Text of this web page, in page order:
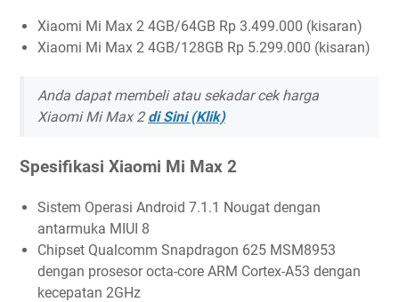
Xiaomi Mi Max 2 4GB/64GB Rp 3.499.000 (kisaran)
Xiaomi Mi Max 2 4GB/128GB Rp 5.299.000 (kisaran)
Anda dapat membeli atau sekadar cek harga
Xiaomi Mi Max 2 di Sini (Klik)
Spesifikasi Xiaomi Mi Max 2
Sistem Operasi Android 7.1.1 Nougat dengan
antarmuka MIUI 8
Chipset Qualcomm Snapdragon 625 MSM8953
dengan prosesor octa-core ARM Cortex-A53 dengan
kecepatan 2GHz